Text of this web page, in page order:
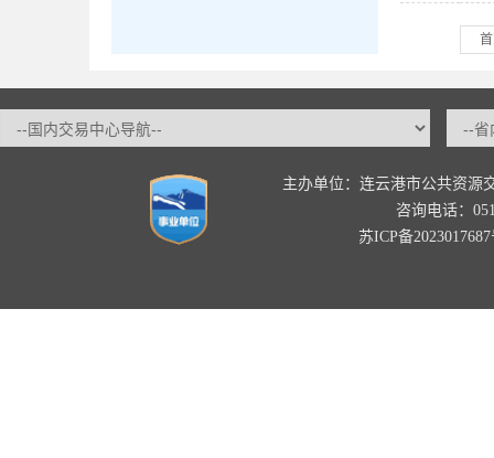
主办单位：连云港市公共资源
咨询电话：
苏ICP备